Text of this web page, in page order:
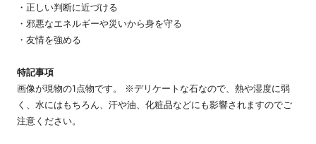
・正しい判断に近づける
・邪悪なエネルギーや災いから身を守る
・友情を強める
特記事項
画像が現物の1点物です。 ※デリケートな石なので、熱や湿度に弱
く、水にはもちろん、汗や油、化粧品などにも影響されますのでご
注意ください。